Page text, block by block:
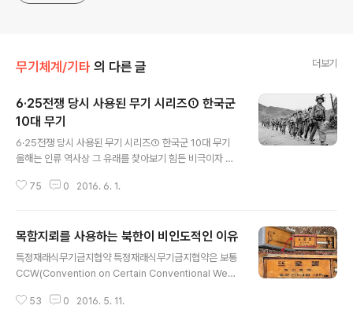
무기체계/기타 의 다른 글 더보기
6·25전쟁 당시 사용된 무기 시리즈① 한국군
10대 무기
6·25전쟁 당시 사용된 무기 시리즈① 한국군 10대 무기
올해는 인류 역사상 그 유래를 찾아보기 힘든 비극이자 우
발한지 66주년이 되는 해이다. 세계 최초의 이념전쟁이기
은 용사들의 엄청난 희생이 있었기에 우리는 오늘 평화를
만끽하며 살고 있다. 오늘은 6·25당시 우리 국군에 의해
사용되었던 10대 무기를 알아보며 그날의 우리 국군을 느
and 소총은 세계 최초로 대량배치에 성공한 반자동 소총
75 0 2016. 6. 1.
목함지뢰를 사용하는 북한이 비인도적인 이유
특정재래식무기금지협약 특정재래식무기금지협약은 보통
CCW(Convention on Certain Conventional Weap
할 수 있는 특정 재래식 무기의 사용금지 및 제한에 관한 협
53 0 2016. 5. 11.